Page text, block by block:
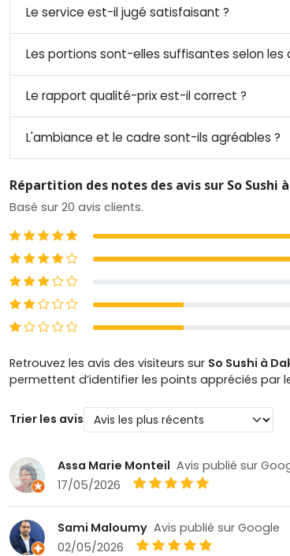
Le service est-il jugé satisfaisant ?
Les portions sont-elles suffisantes selon les
Le rapport qualité-prix est-il correct ?
L'ambiance et le cadre sont-ils agréables ?
Répartition des notes des avis sur So Sushi
Basé sur 20 avis clients.
5 étoiles
4 étoiles
3 étoiles
2 étoiles
1 étoiles
Retrouvez les avis des visiteurs sur So Sushi à
permettent d’identifier les points appréciés par
Trier les avis
Assa Marie Monteil Avis publié sur
17/05/2026
Sami Maloumy Avis publié sur Google
02/05/2026